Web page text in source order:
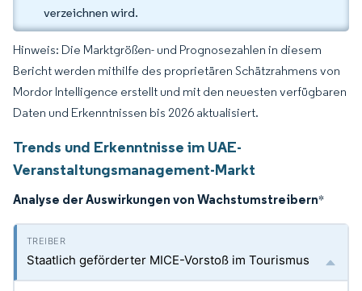
verzeichnen wird.
Hinweis: Die Marktgrößen- und Prognosezahlen in diesem
Bericht werden mithilfe des proprietären Schätzrahmens von
Mordor Intelligence erstellt und mit den neuesten verfügbaren
Daten und Erkenntnissen bis 2026 aktualisiert.
Trends und Erkenntnisse im UAE-
Veranstaltungsmanagement-Markt
Analyse der Auswirkungen von Wachstumstreibern*
Staatlich geförderter MICE-Vorstoß im Tourismus